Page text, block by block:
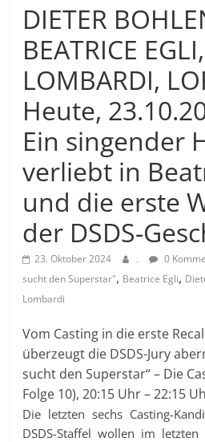
DIETER
BEATRICE
LOMBARDI,
Heute,
Ein singender
verliebt in
und die erste
der DSDS-
23. Oktober 2024 . 0
sucht den Superstar", Beatrice Egli,
Lombardi
Vom Casting in die erste
überzeugt die DSDS-Jury
sucht den Superstar“ – Die
Folge 10), 20:15 Uhr – 22:15
Die letzten sechs Casting-
DSDS-Staffel wollen im